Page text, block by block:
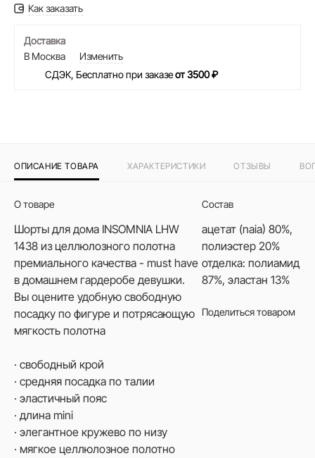
Как заказать
Доставка
В Москва
Изменить
СДЭК, Бесплатно при заказеот 3500 ₽
ОПИСАНИЕ ТОВАРА ХАРАКТЕРИСТИКИ ОТЗЫВЫ
О товаре
Шорты для дома INSOMNIA LHW
1438 из целлюлозного полотна
премиального качества - must have
в домашнем гардеробе девушки.
Вы оцените удобную свободную
посадку по фигуре и потрясающую
мягкость полотна
· свободный крой
· средняя посадка по талии
· эластичный пояс
· длина mini
· элегантное кружево по низу
· мягкое целлюлозное полотно
Состав
ацетат (naia) 80%,
полиэстер 20%
отделка: полиамид
87%, эластан 13%
Поделиться товаром